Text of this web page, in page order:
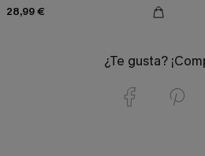
28,99 €
¿Te gusta?